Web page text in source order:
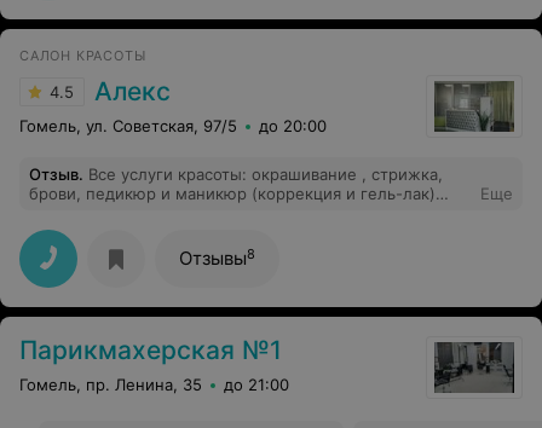
САЛОН КРАСОТЫ
4.5 Алекс
Гомель, ул. Советская, 97/5 до 20:00
Отзыв. Все услуги красоты: окрашивание , стрижка,
брови, педикюр и маникюр (коррекция и гель-лак)
открытия. Всегда есть возможность попасть к
любимым мастерам. Учитывают все пожелания,
доброжелательные. И все это с вкусным чаем и
полезными конфетками))))))
Еще
Отзывы8
Парикмахерская №1
Гомель, пр. Ленина, 35 до 21:00